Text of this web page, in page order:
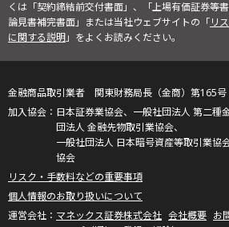
くは「契約締結前交付書面」、「上場有価証券等
論見書補完書面」または当社ウェブサイトの「リ
に関する説明」をよくお読みください。
金融商品取引業者 関東財務局長（金商）第165号
日本証券業協会、一般社団法人 第二種
団法人 金融先物取引業協会、
一般社団法人 日本暗号資産等取引業協
協会
リスク・手数料などの重要事項
個人情報のお取り扱いについて
マネックス証券株式会社 会社概要 お